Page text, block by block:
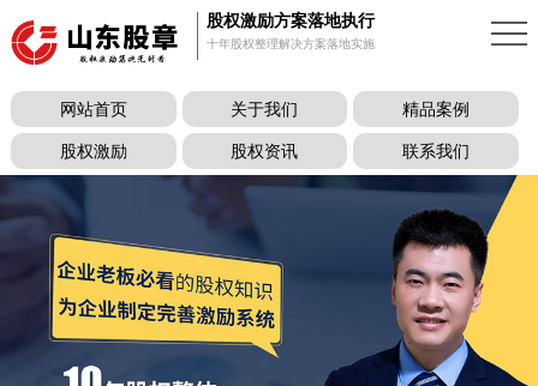
股权激励方案落地执行
十年股权整理解决方案落地实施
网站首页 关于我们 精品案例
股权激励 股权资讯 联系我们